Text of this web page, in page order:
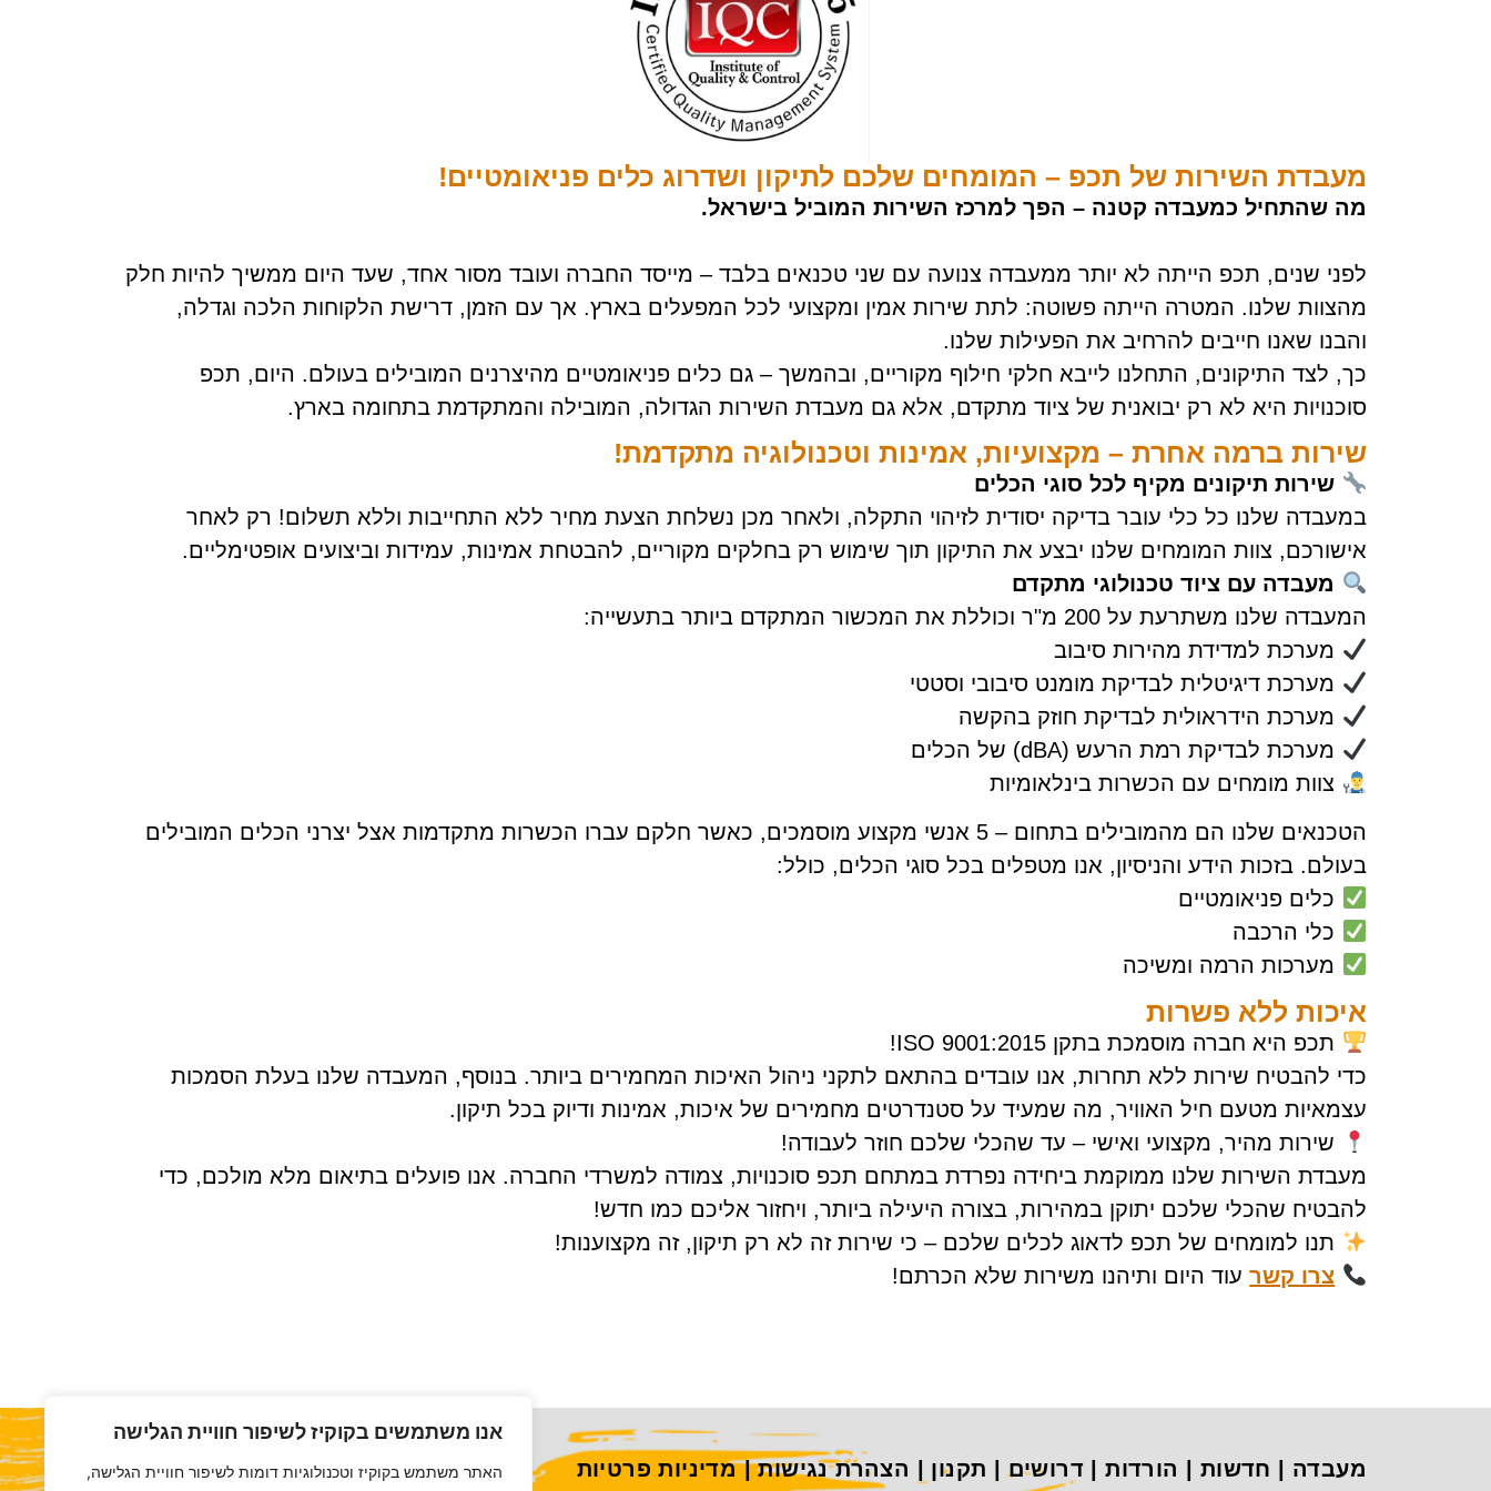
אנו משתמשים בקוקיז לשיפור חוויית הגלישה
האתר משתמש בקוקיז וטכנולוגיות דומות לשיפור חוויית הגלישה,
מעבדת השירות של תכפ – המומחים שלכם לתיקון ושדרוג כלים פניאומטיים!
מה שהתחיל כמעבדה קטנה – הפך למרכז השירות המוביל בישראל.
לפני שנים, תכפ הייתה לא יותר ממעבדה צנועה עם שני טכנאים בלבד – מייסד החברה ועובד מסור אחד, שעד היום ממשיך להיות חלק
מהצוות שלנו. המטרה הייתה פשוטה: לתת שירות אמין ומקצועי לכל המפעלים בארץ. אך עם הזמן, דרישת הלקוחות הלכה וגדלה,
והבנו שאנו חייבים להרחיב את הפעילות שלנו.
כך, לצד התיקונים, התחלנו לייבא חלקי חילוף מקוריים, ובהמשך – גם כלים פניאומטיים מהיצרנים המובילים בעולם. היום, תכפ
סוכנויות היא לא רק יבואנית של ציוד מתקדם, אלא גם מעבדת השירות הגדולה, המובילה והמתקדמת בתחומה בארץ.
שירות ברמה אחרת – מקצועיות, אמינות וטכנולוגיה מתקדמת!
שירות תיקונים מקיף לכל סוגי הכלים
במעבדה שלנו כל כלי עובר בדיקה יסודית לזיהוי התקלה, ולאחר מכן נשלחת הצעת מחיר ללא התחייבות וללא תשלום! רק לאחר
אישורכם, צוות המומחים שלנו יבצע את התיקון תוך שימוש רק בחלקים מקוריים, להבטחת אמינות, עמידות וביצועים אופטימליים.
מעבדה עם ציוד טכנולוגי מתקדם
המעבדה שלנו משתרעת על 200 מ"ר וכוללת את המכשור המתקדם ביותר בתעשייה:
מערכת למדידת מהירות סיבוב
מערכת דיגיטלית לבדיקת מומנט סיבובי וסטטי
מערכת הידראולית לבדיקת חוזק בהקשה
מערכת לבדיקת רמת הרעש (dBA) של הכלים
צוות מומחים עם הכשרות בינלאומיות
הטכנאים שלנו הם מהמובילים בתחום – 5 אנשי מקצוע מוסמכים, כאשר חלקם עברו הכשרות מתקדמות אצל יצרני הכלים המובילים
בעולם. בזכות הידע והניסיון, אנו מטפלים בכל סוגי הכלים, כולל:
כלים פניאומטיים
כלי הרכבה
מערכות הרמה ומשיכה
איכות ללא פשרות
תכפ היא חברה מוסמכת בתקן ISO 9001:2015!
כדי להבטיח שירות ללא תחרות, אנו עובדים בהתאם לתקני ניהול האיכות המחמירים ביותר. בנוסף, המעבדה שלנו בעלת הסמכות
עצמאיות מטעם חיל האוויר, מה שמעיד על סטנדרטים מחמירים של איכות, אמינות ודיוק בכל תיקון.
שירות מהיר, מקצועי ואישי – עד שהכלי שלכם חוזר לעבודה!
מעבדת השירות שלנו ממוקמת ביחידה נפרדת במתחם תכפ סוכנויות, צמודה למשרדי החברה. אנו פועלים בתיאום מלא מולכם, כדי
להבטיח שהכלי שלכם יתוקן במהירות, בצורה היעילה ביותר, ויחזור אליכם כמו חדש!
תנו למומחים של תכפ לדאוג לכלים שלכם – כי שירות זה לא רק תיקון, זה מקצוענות!
צרו קשרעוד היום ותיהנו משירות שלא הכרתם!
מעבדה חדשות הורדות|דרושים| תקנון הצהרת נגישות|מדיניות פרטיות